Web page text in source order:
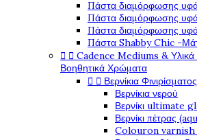
Πάστα διαμόρφωσης
Πάστα διαμόρφωσης
Πάστα διαμόρφωσης
Πάστα Shabby Chic -
  Cadence Mediums &
Βοηθητικά Χρώματα
  Βερνίκια Φινιρίσματος
Βερνίκια νερού
Βερνίκι ultimate
Βερνίκι πέτρας
Colouron varnish